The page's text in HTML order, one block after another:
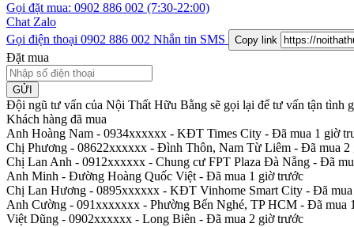
Gọi đặt mua: 0902 886 002 (7:30-22:00)
Chat Zalo
Gọi điện thoại 0902 886 002 Nhắn tin SMS Copy link
Đặt mua
GỬI
Đội ngũ tư vấn của Nội Thất Hữu Bằng sẽ gọi lại để tư vấn tận tình
Khách hàng đã mua
Anh Hoàng Nam - 0934xxxxxx - KĐT Times City - Đã mua 1 giờ
Chị Phương - 08622xxxxxx - Đình Thôn, Nam Từ Liêm - Đã mua 2
Chị Lan Anh - 0912xxxxxx - Chung cư FPT Plaza Đà Nẵng - Đã
Anh Minh - Đường Hoàng Quốc Việt - Đã mua 1 giờ trước
Chị Lan Hương - 0895xxxxxx - KĐT Vinhome Smart City - Đã
Anh Cường - 091xxxxxxx - Phường Bến Nghé, TP HCM - Đã mua
Việt Dũng - 0902xxxxxx - Long Biên - Đã mua 2 giờ trước